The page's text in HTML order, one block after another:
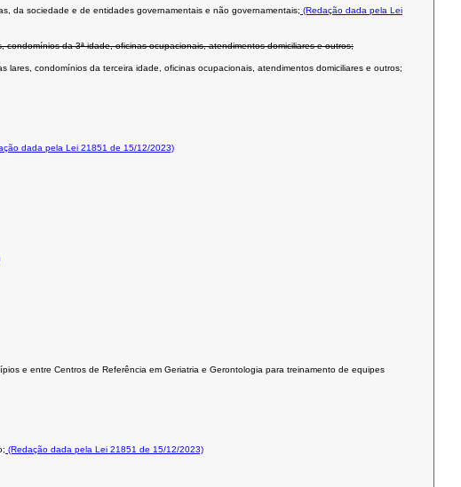
da sociedade e de entidades governamentais e não governamentais; (Redação dada pela Lei
da 3ª idade, oficinas ocupacionais, atendimentos domiciliares e outros;
condomínios da terceira idade, oficinas ocupacionais, atendimentos domiciliares e outros;
dada pela Lei 21851 de 15/12/2023)
e entre Centros de Referência em Geriatria e Gerontologia para treinamento de equipes
(Redação dada pela Lei 21851 de 15/12/2023)